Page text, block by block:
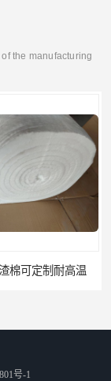
the manufacturing
棉可定制耐高温
号-1